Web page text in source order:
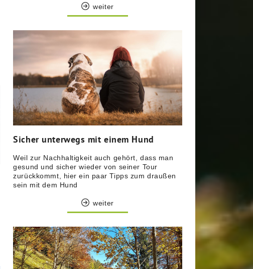
weiter
Sicher unterwegs mit einem Hund
Weil zur Nachhaltigkeit auch gehört, dass man
gesund und sicher wieder von seiner Tour
zurückkommt, hier ein paar Tipps zum draußen
sein mit dem Hund
weiter